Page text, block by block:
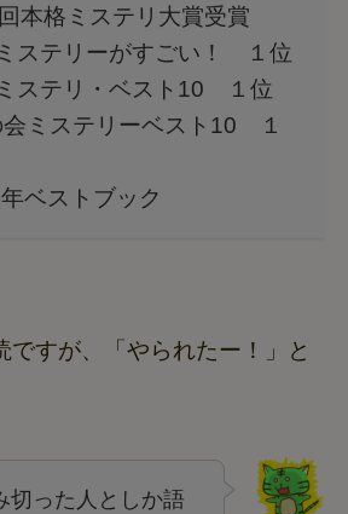
本格ミステリ大賞受賞
ステリーがすごい！ １位
ステリ・ベスト10 １位
ミステリーベスト10 １
ベストブック
ですが、「やられたー！」と
切った人としか語